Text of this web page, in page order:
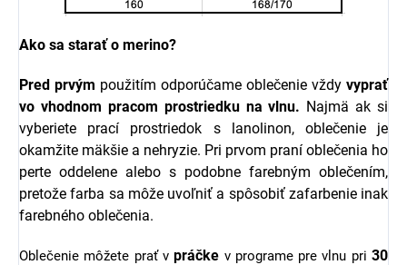
Ako sa starať o merino?
Pred prvým použitím odporúčame oblečenie vždy vyprať
vo vhodnom pracom prostriedku na vlnu. Najmä ak si
vyberiete prací prostriedok s lanolinon, oblečenie je
okamžite mäkšie a nehryzie. Pri prvom praní oblečenia ho
perte oddelene alebo s podobne farebným oblečením,
pretože farba sa môže uvoľniť a spôsobiť zafarbenie inak
farebného oblečenia.
Oblečenie môžete prať vpráčke v programe pre vlnu pri30